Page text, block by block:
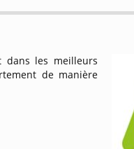
les meilleurs
de manière